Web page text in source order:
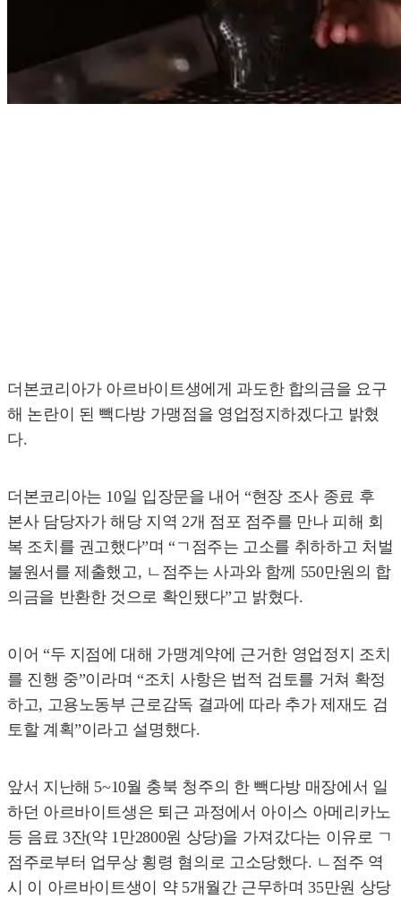
더본코리아가 아르바이트생에게 과도한 합의금을 요구
해 논란이 된 빽다방 가맹점을 영업정지하겠다고 밝혔
다.
더본코리아는 10일 입장문을 내어 “현장 조사 종료 후
본사 담당자가 해당 지역 2개 점포 점주를 만나 피해 회
복 조치를 권고했다”며 “ㄱ점주는 고소를 취하하고 처벌
불원서를 제출했고, ㄴ점주는 사과와 함께 550만원의 합
의금을 반환한 것으로 확인됐다”고 밝혔다.
이어 “두 지점에 대해 가맹계약에 근거한 영업정지 조치
를 진행 중”이라며 “조치 사항은 법적 검토를 거쳐 확정
하고, 고용노동부 근로감독 결과에 따라 추가 제재도 검
토할 계획”이라고 설명했다.
앞서 지난해 5~10월 충북 청주의 한 빽다방 매장에서 일
하던 아르바이트생은 퇴근 과정에서 아이스 아메리카노
등 음료 3잔(약 1만2800원 상당)을 가져갔다는 이유로 ㄱ
점주로부터 업무상 횡령 혐의로 고소당했다. ㄴ점주 역
시 이 아르바이트생이 약 5개월간 근무하며 35만원 상당